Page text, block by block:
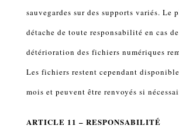
sauvegardes sur des supports variés. Le
détache de toute responsabilité en cas
détérioration des fichiers numériques
Les fichiers restent cependant
mois et peuvent être renvoyés si
ARTICLE 11 – RESPONSABILITÉ